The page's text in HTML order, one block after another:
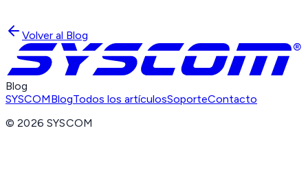
Volver al Blog
Blog
SYSCOMBlogTodos los artículosSoporteContacto
©2026 SYSCOM